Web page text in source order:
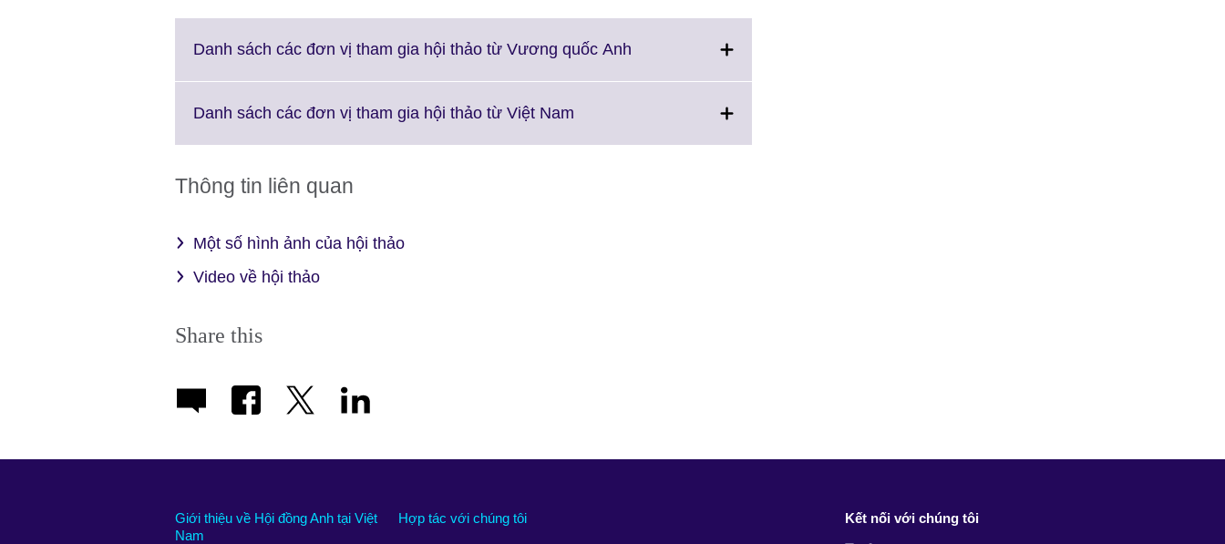
Danh sách các đơn vị tham gia hội thảo từ Vương quốc Anh
Danh sách các đơn vị tham gia hội thảo từ Việt Nam
Thông tin liên quan
Một số hình ảnh của hội thảo
Video về hội thảo
Share this
Giới thiệu về Hội đồng Anh tại Việt
Nam
Hợp tác với chúng tôi Kết nối với chúng tôi